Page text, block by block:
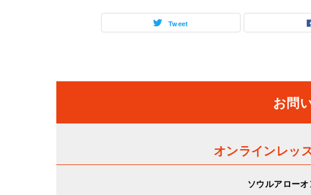
Tweet
お問
オンラインレッ
ソウルアロー